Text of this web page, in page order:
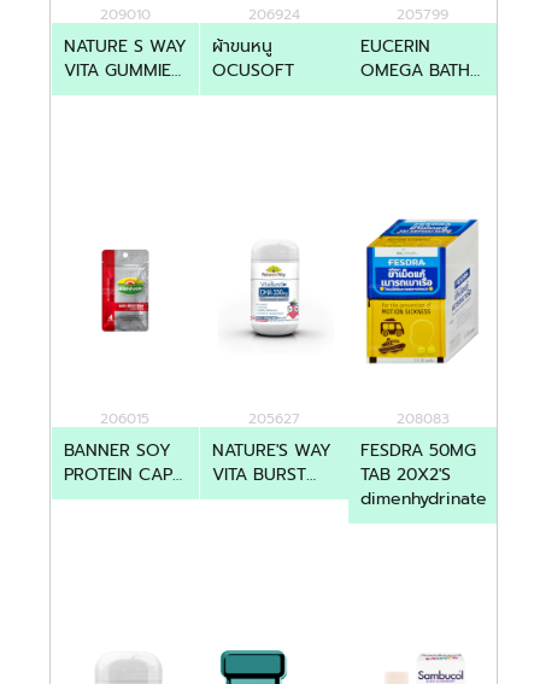
209010
NATURE S WAY
VITA GUMMIES
LUTEIN
206924
ผ้าขนหนู
OCUSOFT
205799
EUCERIN
OMEGA BATH
AND SHOWER
206015
BANNER SOY
PROTEIN CAP
4'S (PRO)
205627
NATURE'S WAY
VITA BURST
DHA 330MG
208083
FESDRA 50MG
TAB 20X2'S
dimenhydrinate